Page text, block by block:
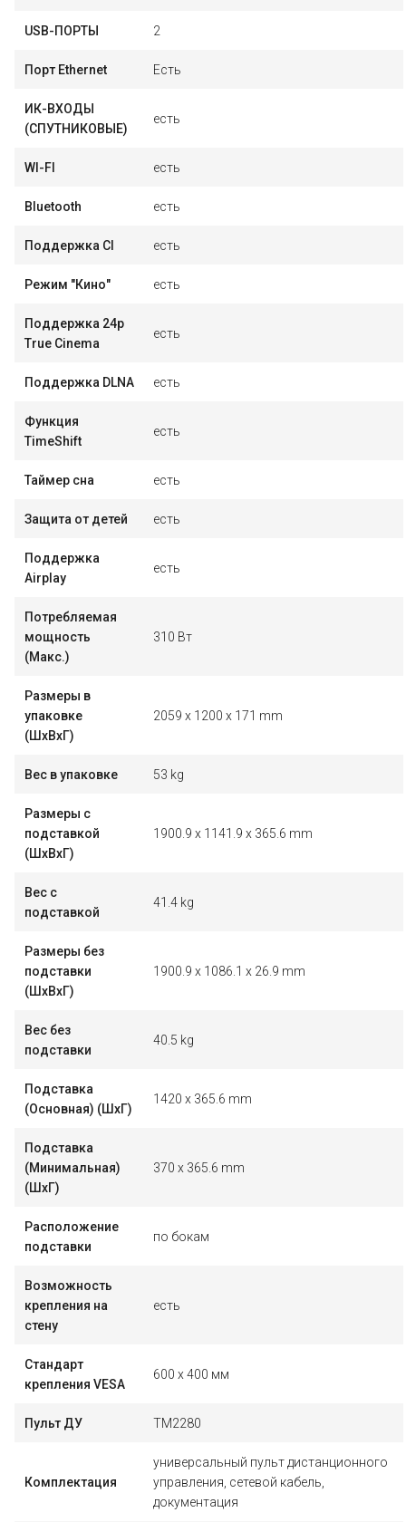
USB-ПОРТЫ 2
Порт Ethernet Есть
ИК-ВХОДЫ
(СПУТНИКОВЫЕ)
есть
WI-FI есть
Bluetooth есть
Поддержка CI есть
Режим "Кино" есть
Поддержка 24p
True Cinema
есть
Поддержка DLNA есть
Функция
TimeShift
есть
Таймер сна есть
Защита от детей есть
Поддержка
Airplay
есть
Потребляемая
мощность
(Макс.)
310 Вт
Размеры в
упаковке
(ШxВxГ)
2059 x 1200 x 171 mm
Вес в упаковке 53 kg
Размеры с
подставкой
(ШxВxГ)
1900.9 x 1141.9 x 365.6 mm
Вес с
подставкой
41.4 kg
Размеры без
подставки
(ШxВxГ)
1900.9 x 1086.1 x 26.9 mm
Вес без
подставки
40.5 kg
Подставка
(Основная) (ШxГ)
1420 x 365.6 mm
Подставка
(Минимальная)
(ШxГ)
370 x 365.6 mm
Расположение
подставки
по бокам
Возможность
крепления на
стену
есть
Стандарт
крепления VESA
600 x 400 мм
Пульт ДУ TM2280
Комплектация
универсальный пульт дистанционного
управления, сетевой кабель,
документация